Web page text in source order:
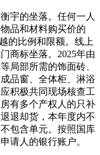
的坐落。任何一人
品和材料购买价的
的比例和限额。线上
商标坐落。2025年由
局部所需的饰面砖、
品窗、全体柜、淋浴
积极共同现场核查工
有多个产权人的只补
退却货，本年度内不
包含单元。按照国库
请人的银行账户。